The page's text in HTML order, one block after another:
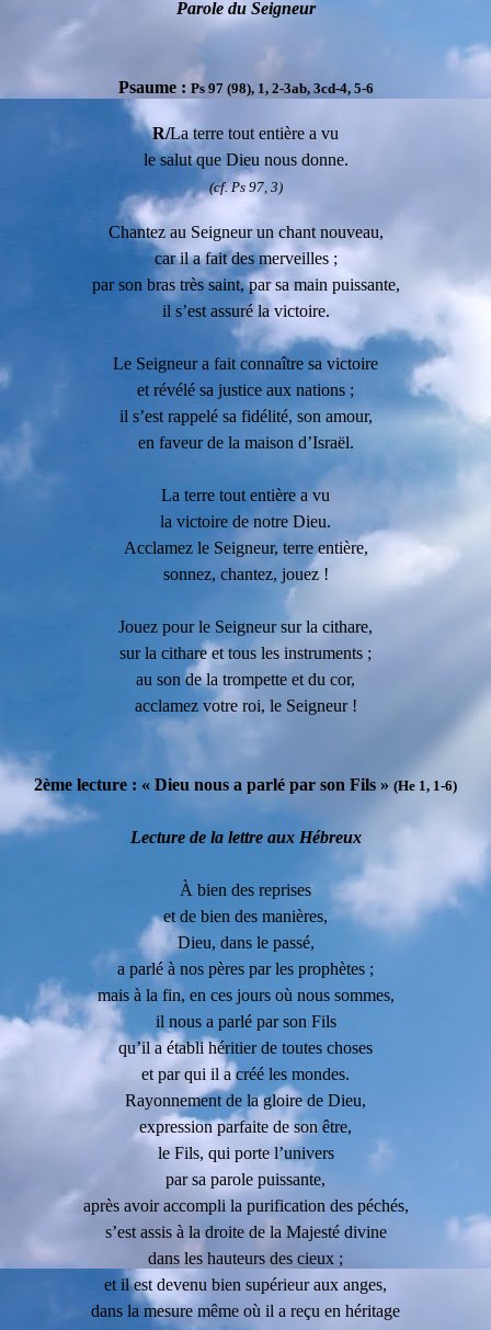
Parole du Seigneur
Psaume : Ps 97 (98), 1, 2-3ab, 3cd-4, 5-6
R/La terre tout entière a vu
le salut que Dieu nous donne.
(cf. Ps 97, 3)
Chantez au Seigneur un chant nouveau,
car il a fait des merveilles ;
par son bras très saint, par sa main puissante,
il s’est assuré la victoire.
Le Seigneur a fait connaître sa victoire
et révélé sa justice aux nations ;
il s’est rappelé sa fidélité, son amour,
en faveur de la maison d’Israël.
La terre tout entière a vu
la victoire de notre Dieu.
Acclamez le Seigneur, terre entière,
sonnez, chantez, jouez !
Jouez pour le Seigneur sur la cithare,
sur la cithare et tous les instruments ;
au son de la trompette et du cor,
acclamez votre roi, le Seigneur !
2ème lecture : « Dieu nous a parlé par son Fils » (He 1, 1-6)
Lecture de la lettre aux Hébreux
À bien des reprises
et de bien des manières,
Dieu, dans le passé,
a parlé à nos pères par les prophètes ;
mais à la fin, en ces jours où nous sommes,
il nous a parlé par son Fils
qu’il a établi héritier de toutes choses
et par qui il a créé les mondes.
Rayonnement de la gloire de Dieu,
expression parfaite de son être,
le Fils, qui porte l’univers
par sa parole puissante,
après avoir accompli la purification des péchés,
s’est assis à la droite de la Majesté divine
dans les hauteurs des cieux ;
et il est devenu bien supérieur aux anges,
dans la mesure même où il a reçu en héritage